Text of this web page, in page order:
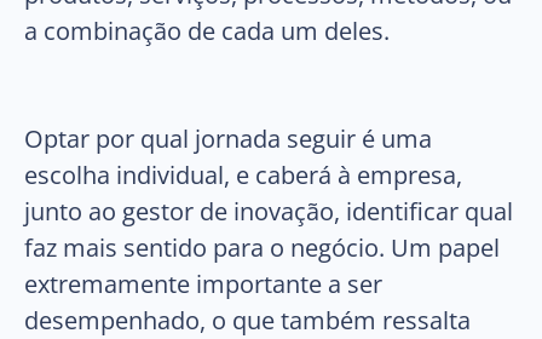
a combinação de cada um deles.
Optar por qual jornada seguir é uma
escolha individual, e caberá à empresa,
junto ao gestor de inovação, identificar qual
faz mais sentido para o negócio. Um papel
extremamente importante a ser
desempenhado, o que também ressalta